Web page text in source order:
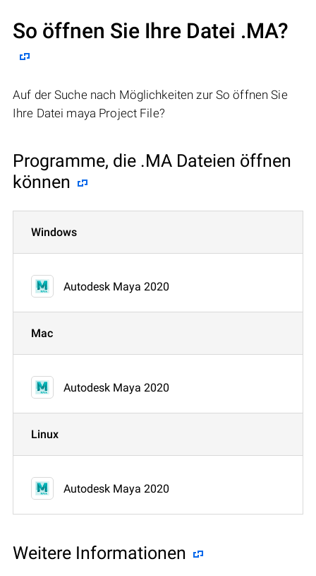
So öffnen Sie Ihre Datei .MA?
Auf der Suche nach Möglichkeiten zur So öffnen Sie
Ihre Datei maya Project File?
Programme, die .MA Dateien öffnen
können
Windows
Autodesk Maya 2020
Mac
Autodesk Maya 2020
Linux
Autodesk Maya 2020
Weitere Informationen